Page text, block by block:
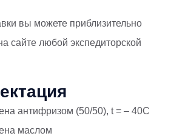
вы можете приблизительно
сайте любой экспедиторской
антифризом (50/50), t = – 40C
маслом